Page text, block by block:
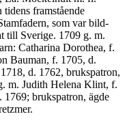
fram­stående
som var bild­
till Sverige. 1709 g. m.
Catharina Dorothea, f.
Bauman, f. 1705, d.
d. 1762, brukspatron,
m. Judith Helena Klint, f.
brukspatron, ägde